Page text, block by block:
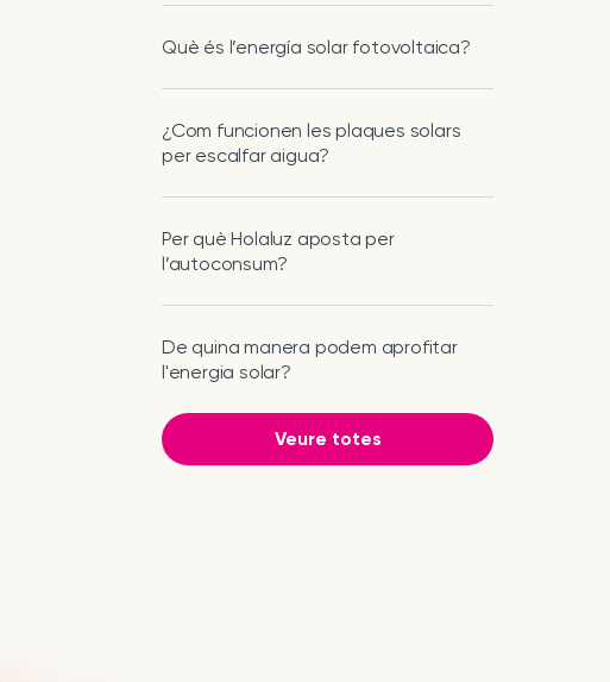
Què és l’energía solar fotovoltaica?
¿Com funcionen les plaques solars
per escalfar aigua?
Per què Holaluz aposta per
l’autoconsum?
De quina manera podem aprofitar
l'energia solar?
Veure totes